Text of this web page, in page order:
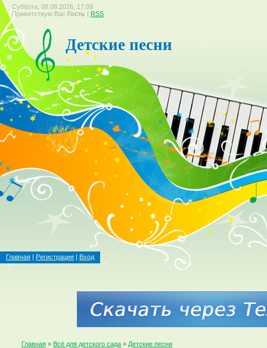
Суббота, 08.08.2026, 17:09
Приветствую Вас Гость | RSS
Детские песни
Главная | Регистрация | Вход
Главная » Всё для детского сада » Детские песни